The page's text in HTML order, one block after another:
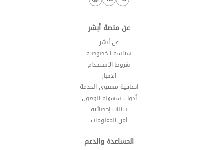
عن منصة أبشر
عن أبشر
سياسة الخصوصية
شروط الاستخدام
الاخبار
اتفاقية مستوى الخدمة
أدوات سهولة الوصول
بيانات إحصائية
أمن المعلومات
المساعدة والدعم